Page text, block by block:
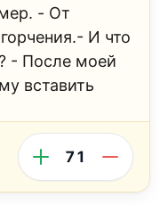
- От
И что
- После моей
вставить
71